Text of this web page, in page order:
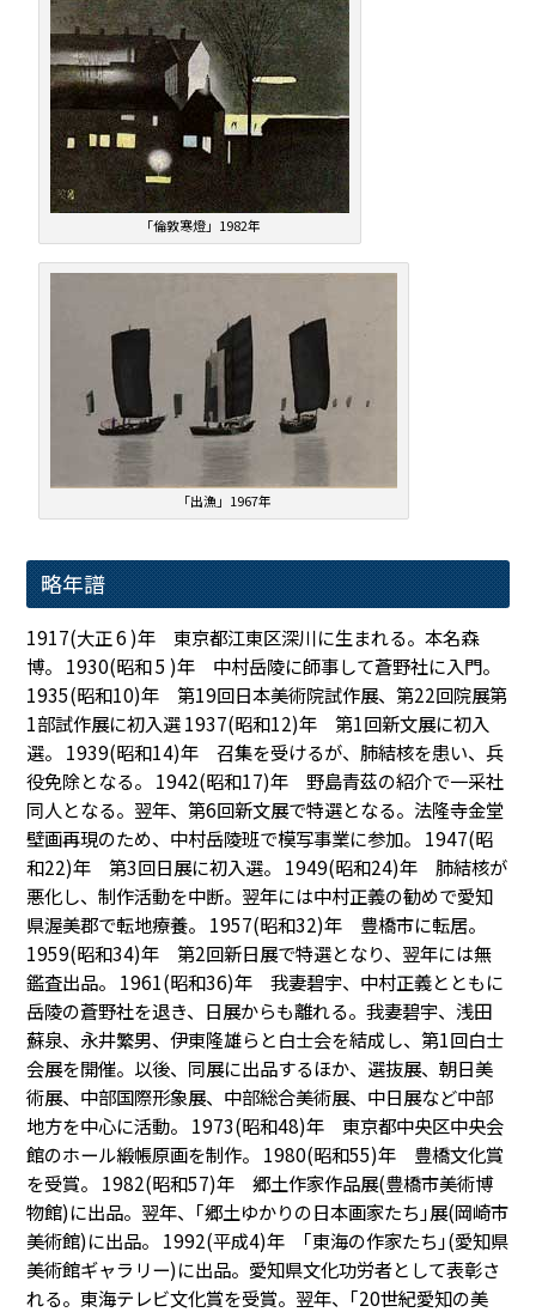
「倫敦寒燈」1982年
「出漁」1967年
略年譜
1917(大正 6 )年 東京都江東区深川に生まれる。本名森
博。 1930(昭和 5 )年 中村岳陵に師事して蒼野社に入門。
1935(昭和10)年 第19回日本美術院試作展、第22回院展第
1部試作展に初入選 1937(昭和12)年 第1回新文展に初入
選。 1939(昭和14)年 召集を受けるが、肺結核を患い、兵
役免除となる。 1942(昭和17)年 野島青茲の紹介で一采社
同人となる。翌年、第6回新文展で特選となる。法隆寺金堂
壁画再現のため、中村岳陵班で模写事業に参加。 1947(昭
和22)年 第3回日展に初入選。 1949(昭和24)年 肺結核が
悪化し、制作活動を中断。翌年には中村正義の勧めで愛知
県渥美郡で転地療養。 1957(昭和32)年 豊橋市に転居。
1959(昭和34)年 第2回新日展で特選となり、翌年には無
鑑査出品。 1961(昭和36)年 我妻碧宇、中村正義とともに
岳陵の蒼野社を退き、日展からも離れる。我妻碧宇、浅田
蘇泉、永井繁男、伊東隆雄らと白士会を結成し、第1回白士
会展を開催。以後、同展に出品するほか、選抜展、朝日美
術展、中部国際形象展、中部総合美術展、中日展など中部
地方を中心に活動。 1973(昭和48)年 東京都中央区中央会
館のホール緞帳原画を制作。 1980(昭和55)年 豊橋文化賞
を受賞。 1982(昭和57)年 郷土作家作品展(豊橋市美術博
物館)に出品。翌年、｢郷土ゆかりの日本画家たち｣展(岡崎市
美術館)に出品。 1992(平成4)年 ｢東海の作家たち｣(愛知県
美術館ギャラリー)に出品。愛知県文化功労者として表彰さ
れる。東海テレビ文化賞を受賞。翌年、｢20世紀愛知の美